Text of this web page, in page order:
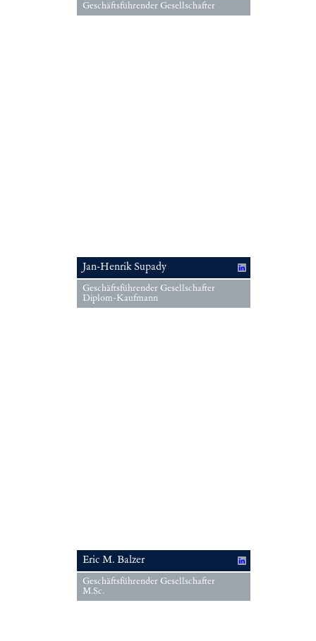
Geschäftsführender Gesellschafter
Jan-Henrik Supady
Geschäftsführender Gesellschafter
Diplom-Kaufmann
Eric M. Balzer
Geschäftsführender Gesellschafter
M.Sc.